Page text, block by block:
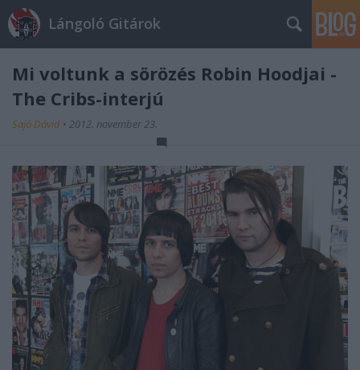
Lángoló Gitárok
Mi voltunk a sörözés Robin Hoodjai -
The Cribs-interjú
Sajó Dávid • 2012. november 23.